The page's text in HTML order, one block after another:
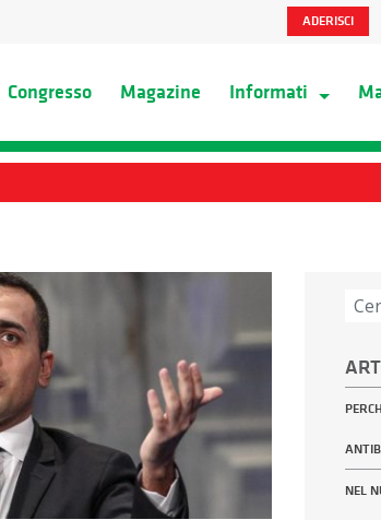
ADERISCI
Congresso Magazine Informati
NEL